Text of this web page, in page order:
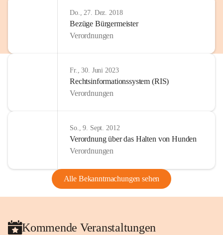
Do., 27. Dez. 2018
Bezüge Bürgermeister
Verordnungen
Fr., 30. Juni 2023
Rechtsinformationssystem (RIS)
Verordnungen
So., 9. Sept. 2012
Verordnung über das Halten von Hunden
Verordnungen
Alle Bekanntmachungen sehen
Kommende Veranstaltungen